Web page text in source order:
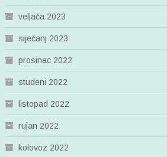
veljača 2023
siječanj 2023
prosinac 2022
studeni 2022
listopad 2022
rujan 2022
kolovoz 2022